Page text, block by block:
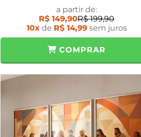
a partir de:
R$ 149,90R$ 199,90
10xde R$ 14,99sem juros
COMPRAR